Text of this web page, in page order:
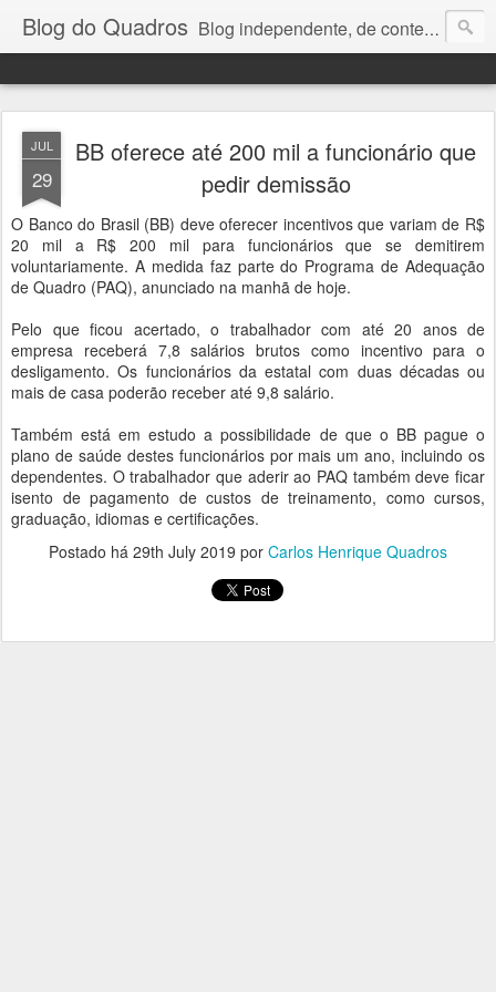
Blog do Quadros Blog independente, de conteúdo noticioso, com foco em economia, negócios, política e atualidades. e-mail do editor: chquadros2@gmail.com
JUL
29
BB oferece até 200 mil a funcionário que
pedir demissão
O Banco do Brasil (BB) deve oferecer incentivos que variam de R$
20 mil a R$ 200 mil para funcionários que se demitirem
voluntariamente. A medida faz parte do Programa de Adequação
de Quadro (PAQ), anunciado na manhã de hoje.
Pelo que ficou acertado, o trabalhador com até 20 anos de
empresa receberá 7,8 salários brutos como incentivo para o
desligamento. Os funcionários da estatal com duas décadas ou
mais de casa poderão receber até 9,8 salário.
Também está em estudo a possibilidade de que o BB pague o
plano de saúde destes funcionários por mais um ano, incluindo os
dependentes. O trabalhador que aderir ao PAQ também deve ficar
isento de pagamento de custos de treinamento, como cursos,
graduação, idiomas e certificações.
Postado há 29th July 2019 por Carlos Henrique Quadros